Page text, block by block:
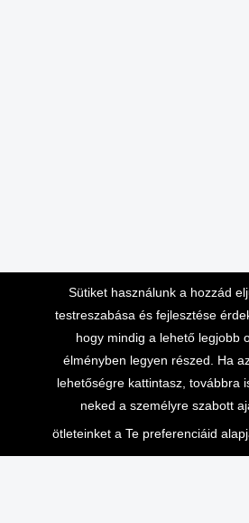
Menü Kategóriák
Sütiket használunk a hozzád
testreszabása és fejlesztése
hogy mindig a lehető legjobb
élményben legyen részed. Ha
lehetőségre kattintasz, továbbra
neked a személyre szabott
ötleteinket a Te preferenciáid